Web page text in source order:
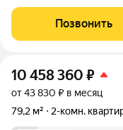
формата, которые
надежные
Позвонить
10 458 360 ₽
от 43 830 ₽ в месяц
79,2 м²
2-комн.